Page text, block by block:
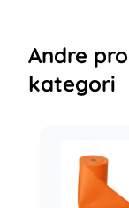
Andre
kategori